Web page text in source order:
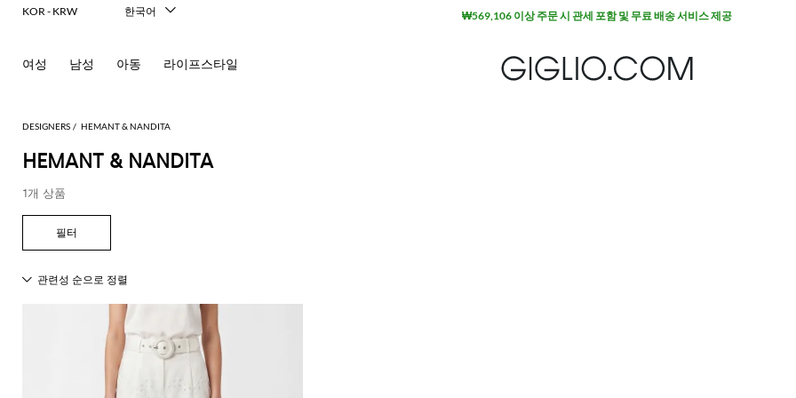
DESIGNERS HEMANT & NANDITA
HEMANT & NANDITA
1개 상품
여성 남성 아동 라이프스타일
₩569,106 이상 주문 시 관세 포함 및 무료 배송 서비스 제공
KOR - KRW
한국어
Français
中文
Русский